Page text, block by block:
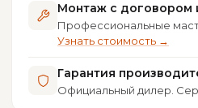
Монтаж с договором
Профессиональные
Узнать стоимость →
Гарантия
Официальный дилер.